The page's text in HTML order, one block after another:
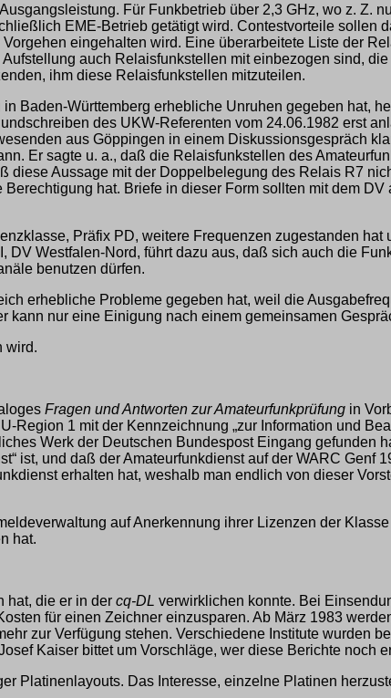
Für Funkbetrieb über 2,3 GHz, wo z. Z.
EME-Betrieb getätigt wird. Contestvorteile sollen
eingehalten wird. Eine überarbeitete Liste der
auch Relaisfunkstellen mit einbezogen sind,
ihm diese Relaisfunkstellen mitzuteilen.
Baden-Württemberg erhebliche Unruhen gegeben hat,
des UKW-Referenten vom 24.06.1982 erst
aus Göppingen in einem Diskussionsgespräch
Er sagte u. a., daß die Relaisfunkstellen des
Aussage mit der Doppelbelegung des Relais R7
hat. Briefe in dieser Form sollten mit dem DV
Präfix PD, weitere Frequenzen zugestanden hat
Westfalen-Nord, führt dazu aus, daß sich auch die
benutzen dürfen.
erhebliche Probleme gegeben hat, weil die
nur eine Einigung nach einem gemeinsamen
wird.
Fragen und Antworten zur Amateurfunkprüfung in
1 mit der Kennzeichnung „zur Information und
Werk der Deutschen Bundespost Eingang gefunden
ist, und daß der Amateurfunkdienst auf der WARC Genf
erhalten hat, weshalb man endlich von dieser
auf Anerkennung ihrer Lizenzen der
hat.
hat, die er in der cq-DL verwirklichen konnte. Bei
für einen Zeichner einzusparen. Ab März 1983
zur Verfügung stehen. Verschiedene Institute wurden
Kaiser bittet um Vorschläge, wer diese Berichte noch
Platinenlayouts. Das Interesse, einzelne Platinen